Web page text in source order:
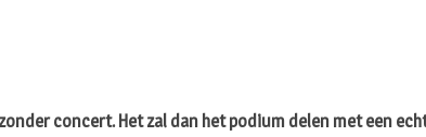
concert. Het zal dan het podium delen met een